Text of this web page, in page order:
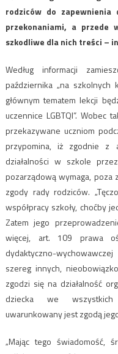
rodziców do zapewnienia
przekonaniami, a przede
szkodliwe dla nich treści –
Według informacji
października „na szkolnych
głównym tematem lekcji
uczennice LGBTQI”. Wobec
przekazywane uczniom
przypomina, iż zgodnie z
działalności w szkole
pozarządową wymaga, poza
zgody rady rodziców.
współpracy szkoły, choćby
Zatem jego
więcej, art. 109 prawa
dydaktyczno-
szereg innych,
zgodzi się na działalność
dziecka we wszystkich
uwarunkowany jest zgodą
„Mając tego świadomość,